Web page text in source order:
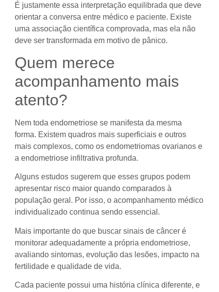
É justamente essa interpretação equilibrada que deve
orientar a conversa entre médico e paciente. Existe
uma associação científica comprovada, mas ela não
deve ser transformada em motivo de pânico.
Quem merece
acompanhamento mais
atento?
Nem toda endometriose se manifesta da mesma
forma. Existem quadros mais superficiais e outros
mais complexos, como os endometriomas ovarianos e
a endometriose infiltrativa profunda.
Alguns estudos sugerem que esses grupos podem
apresentar risco maior quando comparados à
população geral. Por isso, o acompanhamento médico
individualizado continua sendo essencial.
Mais importante do que buscar sinais de câncer é
monitorar adequadamente a própria endometriose,
avaliando sintomas, evolução das lesões, impacto na
fertilidade e qualidade de vida.
Cada paciente possui uma história clínica diferente, e